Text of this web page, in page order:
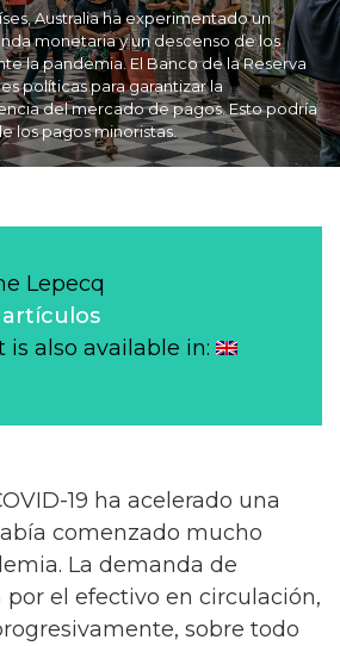
Australia ha experimentado un
monetaria y un descenso de los
la pandemia. El Banco de la Reserva
políticas para garantizar la
del mercado de pagos. Esto podría
los pagos minoristas.
Lepecq
is also available in:
19 ha acelerado una
comenzado mucho
La demanda de
el efectivo en circulación,
sobre todo